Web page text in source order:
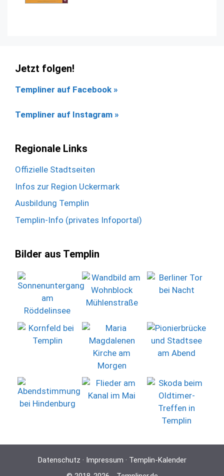
Jetzt folgen!
Templiner auf Facebook »
Templiner auf Instagram »
Regionale Links
Offizielle Stadtseiten
Infos zur Region Uckermark
Ausbildung Templin
Templin-Info (privates Infoportal)
Bilder aus Templin
Datenschutz · Impressum · Templin-Kalender